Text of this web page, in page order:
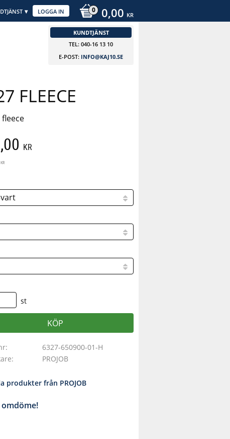
0,00 KR
LOGGA IN
KUNDTJÄNST
TEL: 040-16 13 10
E-POST: INFO@KAJ10.SE
FLEECE
pris:
KR
pris:
KR
st
KÖP
6327-650900-01-H
PROJOB
produkter från PROJOB
omdöme!